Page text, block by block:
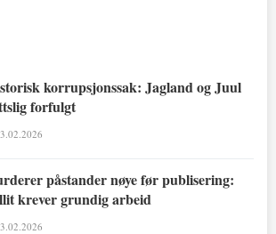
korrupsjonssak: Jagland og Juul
forfulgt
påstander nøye før publisering:
krever grundig arbeid